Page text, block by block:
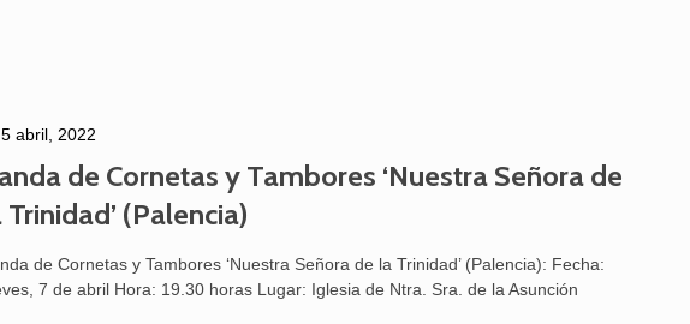
5 abril, 2022
de Cornetas y Tambores ‘Nuestra Señora de
Trinidad’ (Palencia)
de Cornetas y Tambores ‘Nuestra Señora de la Trinidad’ (Palencia): Fecha:
7 de abril Hora: 19.30 horas Lugar: Iglesia de Ntra. Sra. de la Asunción